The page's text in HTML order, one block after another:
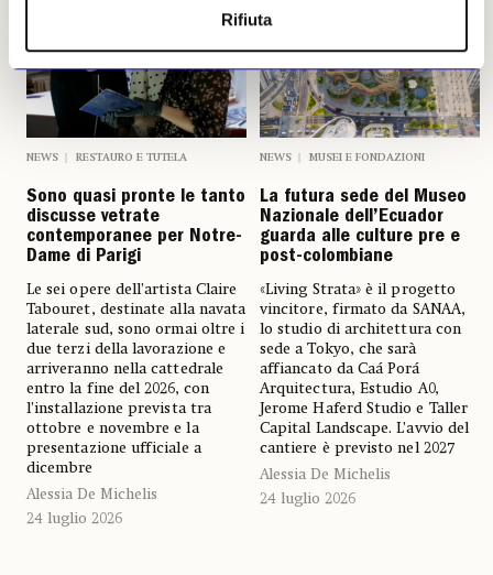
Rifiuta
NEWS RESTAURO E TUTELA
Sono quasi pronte le tanto
discusse vetrate
contemporanee per Notre-
Dame di Parigi
Le sei opere dell’artista Claire
Tabouret, destinate alla navata
laterale sud, sono ormai oltre i
due terzi della lavorazione e
arriveranno nella cattedrale
entro la fine del 2026, con
l’installazione prevista tra
ottobre e novembre e la
presentazione ufficiale a
dicembre
Alessia De Michelis
24 luglio 2026
NEWS MUSEI E FONDAZIONI
La futura sede del Museo
Nazionale dell’Ecuador
guarda alle culture pre e
post-colombiane
«Living Strata» è il progetto
vincitore, firmato da SANAA,
lo studio di architettura con
sede a Tokyo, che sarà
affiancato da Caá Porá
Arquitectura, Estudio A0,
Jerome Haferd Studio e Taller
Capital Landscape. L’avvio del
cantiere è previsto nel 2027
Alessia De Michelis
24 luglio 2026